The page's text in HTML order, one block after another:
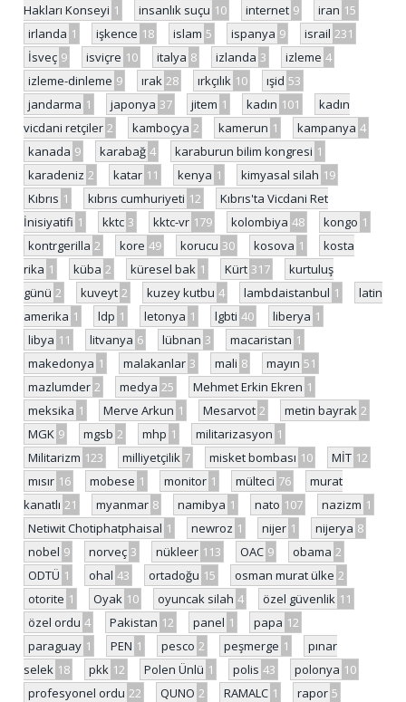
Hakları Konseyi 1 insanlık suçu 10 internet 9 iran 15
irlanda 1 işkence 18 islam 5 ispanya 9 israil 231
İsveç 9 isviçre 10 italya 8 izlanda 3 izleme 4
izleme-dinleme 9 ırak 28 ırkçılık 10 ışid 53
jandarma 1 japonya 37 jitem 1 kadın 101
kadın
vicdani retçiler 2 kamboçya 2 kamerun 1 kampanya 4
kanada 9 karabağ 4 karaburun bilim kongresi 1
karadeniz 2 katar 11 kenya 1 kimyasal silah 19
Kıbrıs 1 kıbrıs cumhuriyeti 12
Kıbrıs'ta Vicdani Ret
İnisiyatifi 1 kktc 3 kktc-vr 179 kolombiya 48 kongo 1
kontrgerilla 2 kore 49 korucu 30 kosova 1
kosta
rika 1 küba 2 küresel bak 1 Kürt 317
kurtuluş
günü 2 kuveyt 2 kuzey kutbu 4 lambdaistanbul 1
latin
amerika 1 ldp 1 letonya 1 lgbti 40 liberya 1
libya 11 litvanya 6 lübnan 3 macaristan 1
makedonya 1 malakanlar 3 mali 8 mayın 51
mazlumder 2 medya 25 Mehmet Erkin Ekren 1
meksika 1 Merve Arkun 1 Mesarvot 2 metin bayrak 2
MGK 9 mgsb 2 mhp 1 militarizasyon 1
Militarizm 123 milliyetçilik 7 misket bombası 10 MİT 12
mısır 16 mobese 1 monitor 1 mülteci 76
murat
kanatlı 21 myanmar 8 namibya 1 nato 107 nazizm 1
Netiwit Chotiphatphaisal 1 newroz 1 nijer 1 nijerya 8
nobel 9 norveç 3 nükleer 113 OAC 9 obama 2
ODTÜ 1 ohal 43 ortadoğu 15 osman murat ülke 2
otorite 1 Oyak 10 oyuncak silah 4 özel güvenlik 11
özel ordu 4 Pakistan 12 panel 1 papa 12
paraguay 1 PEN 1 pesco 2 peşmerge 1
pınar
selek 18 pkk 12 Polen Ünlü 1 polis 43 polonya 10
profesyonel ordu 22 QUNO 2 RAMALC 1 rapor 5